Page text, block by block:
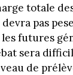
totale
pas
futures
sera
de